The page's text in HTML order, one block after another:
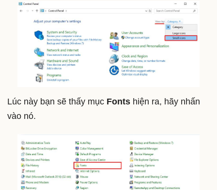
Lúc này bạn sẽ thấy mục Fonts hiện ra, hãy nhấn
vào nó.